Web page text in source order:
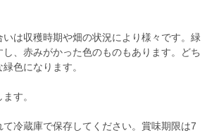
は収穫時期や畑の状況により様々です。緑
、赤みがかった色のものもあります。どち
色になります。
す。
冷蔵庫で保存してください。賞味期限は7